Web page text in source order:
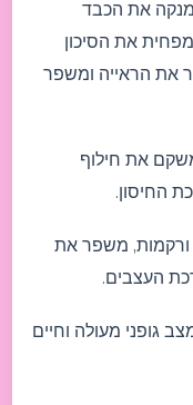
את הכבד
את הסיכון
את הראייה ומשפר
את חילוף
החיסון.
ורקמות, משפר את
העצבים.
גופני מעולה וחיים